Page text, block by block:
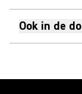
Ook in de